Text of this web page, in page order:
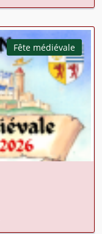
Fête médiévale